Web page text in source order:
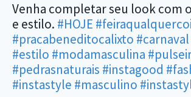
Venha completar seu look com
e estilo. #HOJE
#pracabeneditocalixto #carnaval
#estilo #modamasculina
#pedrasnaturais #instagood
#instastyle #masculino